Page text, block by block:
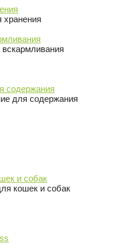
хранения
содержания
для содержания
и собак
кошек и собак